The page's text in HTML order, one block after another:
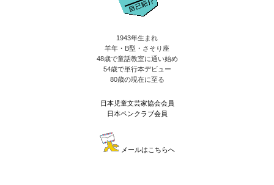
1943年生まれ
羊年・B型・さそり座
48歳で童話教室に通い始め
54歳で単行本デビュー
80歳の現在に至る
日本児童文芸家協会会員
日本ペンクラブ会員
メールはこちらへ